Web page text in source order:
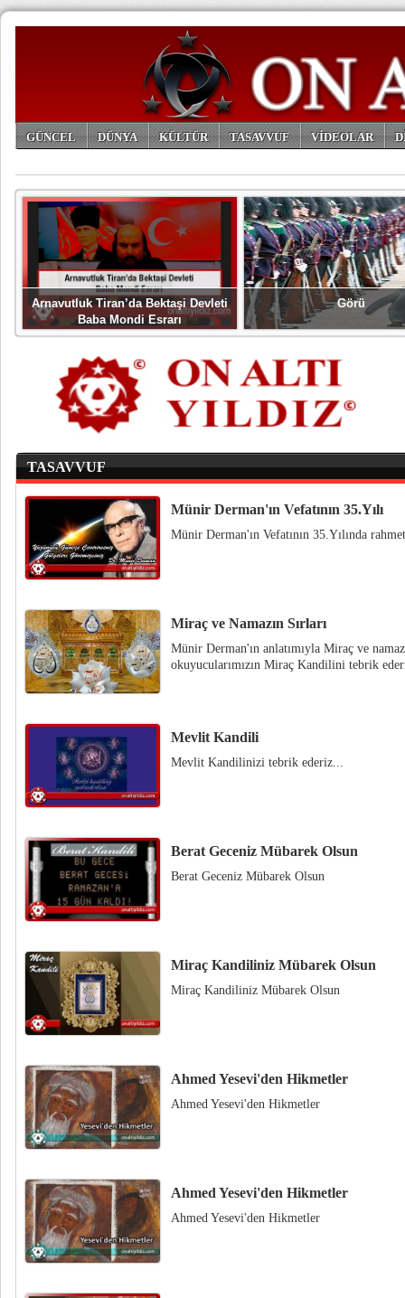
GÜNCEL DÜNYA KÜLTÜR TASAVVUF VİDEOLAR
Arnavutluk Tiran’da Bektaşi Devleti
Baba Mondi Esrarı
Görü
TASAVVUF
Münir Derman'ın Vefatının 35.Yılı
Münir Derman'ın Vefatının 35.Yılında
Miraç ve Namazın Sırları
Münir Derman'ın anlatımıyla Miraç ve
okuyucularımızın Miraç Kandilini tebrik
Mevlit Kandili
Mevlit Kandilinizi tebrik ederiz...
Berat Geceniz Mübarek Olsun
Berat Geceniz Mübarek Olsun
Miraç Kandiliniz Mübarek Olsun
Miraç Kandiliniz Mübarek Olsun
Ahmed Yesevi'den Hikmetler
Ahmed Yesevi'den Hikmetler
Ahmed Yesevi'den Hikmetler
Ahmed Yesevi'den Hikmetler